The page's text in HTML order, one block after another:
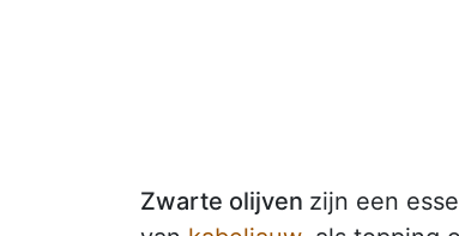
Zwarte olijven zijn een